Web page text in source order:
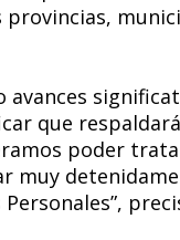
provincias,
avances
que
poder
muy